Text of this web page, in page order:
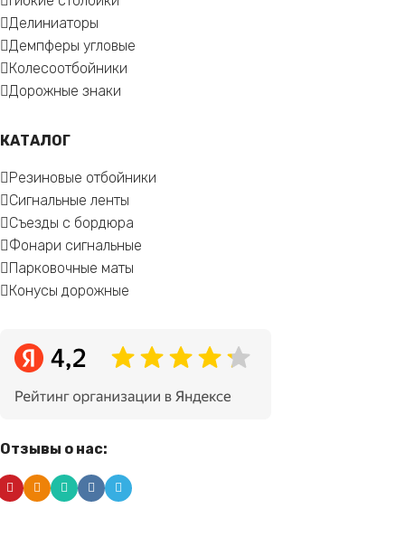
Делиниаторы
Демпферы угловые
Колесоотбойники
Дорожные знаки
КАТАЛОГ
Резиновые отбойники
Сигнальные ленты
Съезды с бордюра
Фонари сигнальные
Парковочные маты
Конусы дорожные
Отзывы о нас: